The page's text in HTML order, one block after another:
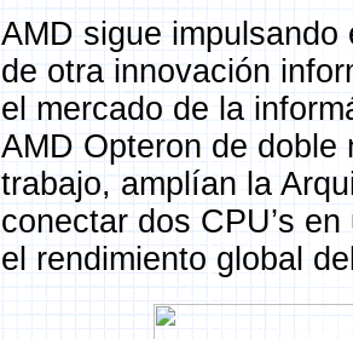
AMD sigue
de otra innovación
el mercado de la
AMD Opteron de
trabajo, amplían la
conectar dos CPU’s
el rendimiento global